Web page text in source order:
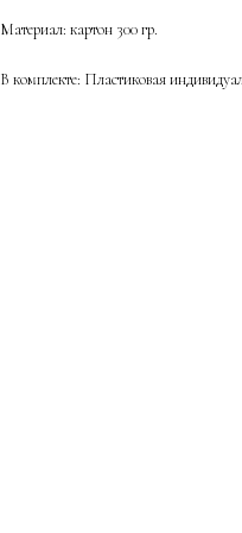
Материал: картон 300 гр.
В комплекте: Пластиковая